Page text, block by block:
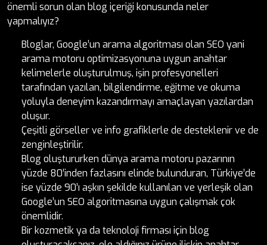
önemli sorun olan blog içeriği konusunda neler
yapmalıyız?
Bloglar, Google’un arama algoritması olan SEO yani
arama motoru optimizasyonuna uygun anahtar
kelimelerle oluşturulmuş, işin profesyonelleri
tarafından yazılan, bilgilendirme, eğitme ve okuma
yoluyla deneyim kazandırmayı amaçlayan yazılardan
oluşur.
Çeşitli görseller ve info grafiklerle de desteklenir ve de
zenginleştirilir.
Blog oluştururken dünya arama motoru pazarının
yüzde 80’inden fazlasını elinde bulunduran, Türkiye’de
ise yüzde 90’ı aşkın şekilde kullanılan ve yerleşik olan
Google’un SEO algoritmasına uygun çalışmak çok
önemlidir.
Bir kozmetik ya da teknoloji firması için blog